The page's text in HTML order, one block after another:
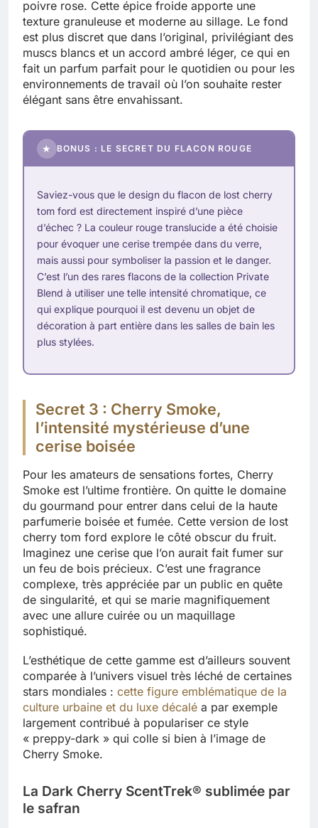
poivre rose. Cette épice froide apporte une
texture granuleuse et moderne au sillage. Le fond
est plus discret que dans l’original, privilégiant des
muscs blancs et un accord ambré léger, ce qui en
fait un parfum parfait pour le quotidien ou pour les
environnements de travail où l’on souhaite rester
élégant sans être envahissant.
★ BONUS : LE SECRET DU FLACON ROUGE
Saviez-vous que le design du flacon de lost cherry
tom ford est directement inspiré d’une pièce
d’échec ? La couleur rouge translucide a été choisie
pour évoquer une cerise trempée dans du verre,
mais aussi pour symboliser la passion et le danger.
C’est l’un des rares flacons de la collection Private
Blend à utiliser une telle intensité chromatique, ce
qui explique pourquoi il est devenu un objet de
décoration à part entière dans les salles de bain les
plus stylées.
Secret 3 : Cherry Smoke,
l’intensité mystérieuse d’une
cerise boisée
Pour les amateurs de sensations fortes, Cherry
Smoke est l’ultime frontière. On quitte le domaine
du gourmand pour entrer dans celui de la haute
parfumerie boisée et fumée. Cette version de lost
cherry tom ford explore le côté obscur du fruit.
Imaginez une cerise que l’on aurait fait fumer sur
un feu de bois précieux. C’est une fragrance
complexe, très appréciée par un public en quête
de singularité, et qui se marie magnifiquement
avec une allure cuirée ou un maquillage
sophistiqué.
L’esthétique de cette gamme est d’ailleurs souvent
comparée à l’univers visuel très léché de certaines
stars mondiales : cette figure emblématique de la
culture urbaine et du luxe décalé a par exemple
largement contribué à populariser ce style
« preppy-dark » qui colle si bien à l’image de
Cherry Smoke.
La Dark Cherry ScentTrek® sublimée par
le safran